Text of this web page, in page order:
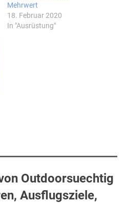
Mehrwert
18. Februar 2020
In "Ausrüstung"
Outdoorsuechtig
Ausflugsziele,